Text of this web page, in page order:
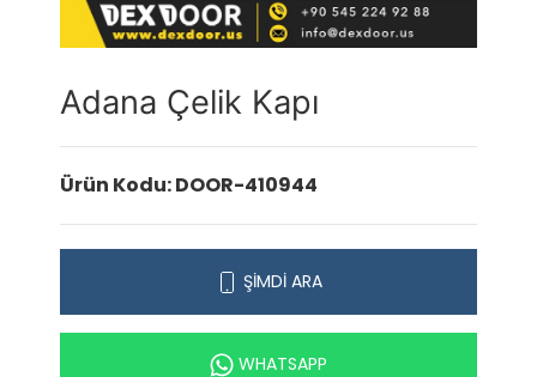
Adana Çelik Kapı
Ürün Kodu: DOOR-410944
ŞİMDİ ARA
WHATSAPP